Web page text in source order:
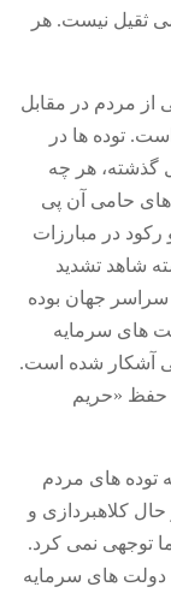
ثقیل نیست. هر
از مردم در مقابل
است. توده ها در
گذشته، هر چه
حامی آن پی
و رکود در مبارزات
شاهد تشدید
سراسر جهان بوده
های سرمایه
آشکار شده است.
حفظ «حریم
توده های مردم
کلاهبردازی و
توجهی نمی کرد.
دولت های سرمایه